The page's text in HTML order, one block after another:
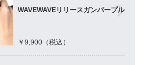
WAVEWAVEリリースガンパープル
￥9,900（税込）